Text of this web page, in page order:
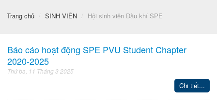
Trang chủ / SINH VIÊN / Hội sinh viên Dầu khí SPE
Báo cáo hoạt động SPE PVU Student Chapter
2020-2025
Thứ ba, 11 Tháng 3 2025
Chi tiết...